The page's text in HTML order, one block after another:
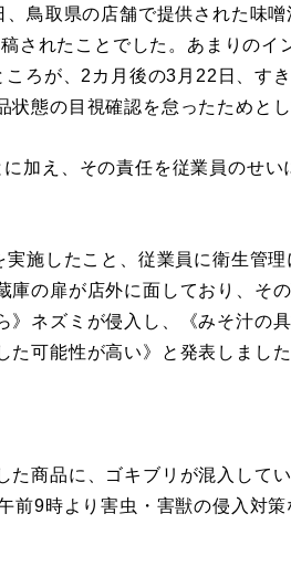
、鳥取県の店舗で提供された味
されたことでした。あまりのイ
ころが、2カ月後の3月22日、す
態の目視確認を怠ったためとし
加え、その責任を従業員のせい
実施したこと、従業員に衛生管
庫の扉が店外に面しており、そ
》ネズミが侵入し、《みそ汁の
可能性が高い》と発表しました
た商品に、ゴキブリが混入して
前9時より害虫・害獣の侵入対策